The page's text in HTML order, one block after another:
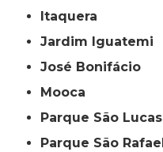
Itaquera
Jardim Iguatemi
José Bonifácio
Mooca
Parque São Lucas
Parque São Rafael